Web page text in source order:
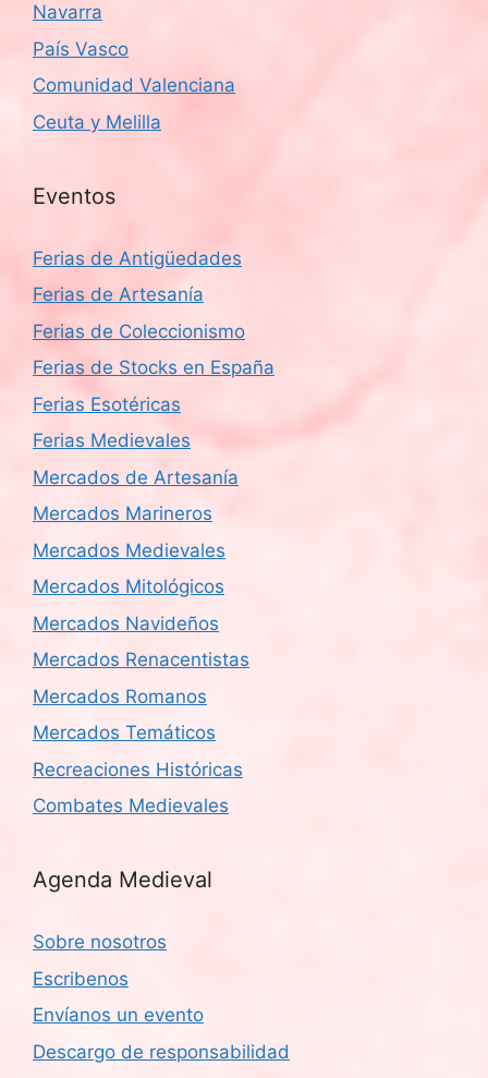
Navarra
País Vasco
Comunidad Valenciana
Ceuta y Melilla
Eventos
Ferias de Antigüedades
Ferias de Artesanía
Ferias de Coleccionismo
Ferias de Stocks en España
Ferias Esotéricas
Ferias Medievales
Mercados de Artesanía
Mercados Marineros
Mercados Medievales
Mercados Mitológicos
Mercados Navideños
Mercados Renacentistas
Mercados Romanos
Mercados Temáticos
Recreaciones Históricas
Combates Medievales
Agenda Medieval
Sobre nosotros
Escribenos
Envíanos un evento
Descargo de responsabilidad